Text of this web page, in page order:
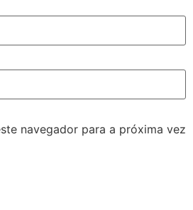
navegador para a próxima vez